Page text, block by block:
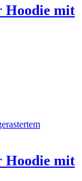
Hoodie mit
Hoodie mit